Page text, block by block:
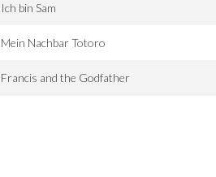
Ich bin Sam
Mein Nachbar Totoro
Francis and the Godfather